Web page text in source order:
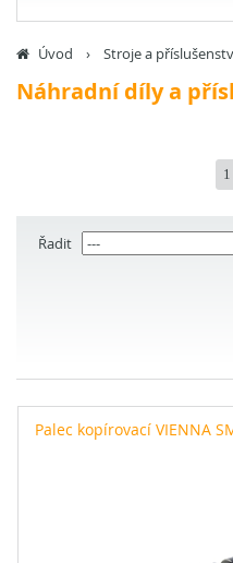
Úvod › Stroje a
Náhradní díly a
1
Řadit
Palec kopírovací VIENNA